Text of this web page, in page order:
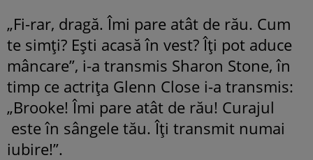
„Fi-rar, dragă. Îmi pare atât de rău. Cum
te simți? Ești acasă în vest? Îți pot aduce
mâncare”, i-a transmis Sharon Stone, în
timp ce actrița Glenn Close i-a transmis:
„Brooke! Îmi pare atât de rău! Curajul
este în sângele tău. Îți transmit numai
iubire!”.